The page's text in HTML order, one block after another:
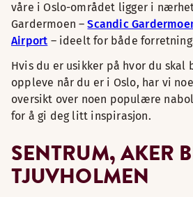
våre i Oslo-området ligger i
Gardermoen –Scandic
Airport – ideelt for både
Hvis du er usikker på hvor du skal
oppleve når du er i Oslo, har vi
oversikt over noen populære
for å gi deg litt inspirasjon.
SENTRUM, AKER
TJUVHOLMEN